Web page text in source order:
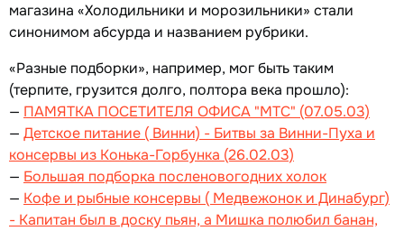
магазина «Холодильники и морозильники» стали
синонимом абсурда и названием рубрики.
«Разные подборки», например, мог быть таким
(терпите, грузится долго, полтора века прошло):
— ПАМЯТКА ПОСЕТИТЕЛЯ ОФИСА "МТС" (07.05.03)
— Детское питание ( Винни) - Битвы за Винни-Пуха и
консервы из Конька-Горбунка (26.02.03)
— Большая подборка посленовогодних холок
— Кофе и рыбные консервы ( Медвежонок и Динабург)
- Капитан был в доску пьян, а Мишка полюбил банан,